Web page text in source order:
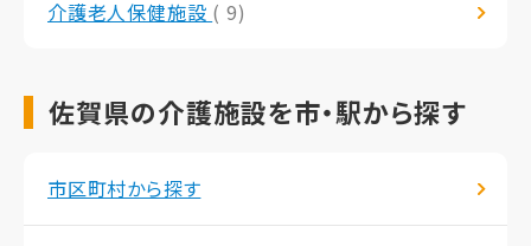
介護老人保健施設 ( 9)
佐賀県の介護施設を市・駅から探す
市区町村から探す